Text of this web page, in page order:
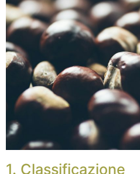
1. Classificazione